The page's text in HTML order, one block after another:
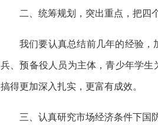
二、统筹规划，突出重点，把四
我们要认真总结前几年的经验
兵、预备役人员为主体，青少年学
搞得更加深入扎实，更富有成效。
三、认真研究市场经济条件下国